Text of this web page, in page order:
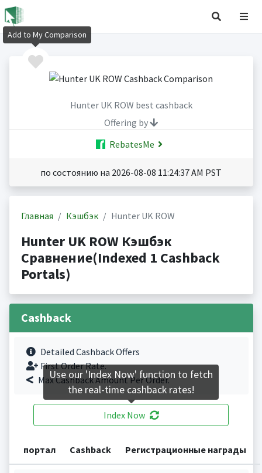
Hunter UK ROW best cashback
Offering by
RebatesMe
по состоянию на 2026-08-08 11:24:37 AM PST
Главная Кэшбэк Hunter UK ROW
Hunter UK ROW Кэшбэк
Сравнение(Indexed 1 Cashback
Portals)
Cashback
Detailed Cashback Offers
First Order Rate.
Max Cashback Amount Per Order.
Index Now
портал Cashback Регистрационные награды
Add to My Comparison
Use our 'Index Now' function to fetch
the real-time cashback rates!